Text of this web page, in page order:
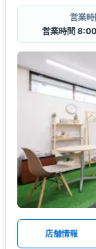
営業時
営業時間
店舗情報